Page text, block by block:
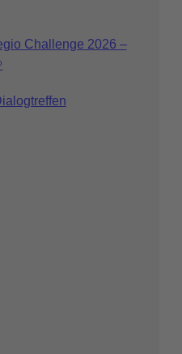
Challenge 2026 –